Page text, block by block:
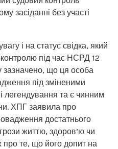
засіданні без участі
і на статус свідка, який
під час НСРД 12
зазначено, що ця особа
під зміненими
та є чинним
ХПГ заявила про
достатнього
життю, здоров’ю чи
про те, що його допит на